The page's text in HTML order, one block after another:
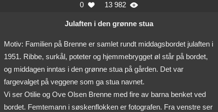
0  13 982 
Julaften i den grønne stua
Motiv: Familien på Brenne er samlet rundt middagsbordet julaften i
1951. Ribbe, surkål, poteter og hjemmebrygget øl står på bordet,
og middagen inntas i den grønne stua på gården. Det var
fargevalget på veggene som ga stua navnet.
Vi ser Otilie og Ove Olsen Brenne med fire av barna benket ved
bordet. Femtemann i søskenflokken er fotografen. Fra venstre ser